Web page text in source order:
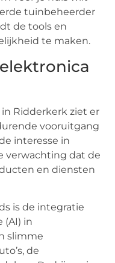
tuinbeheerder
de tools en
te maken.
Ridderkerk ziet er
vooruitgang
interesse in
verwachting dat de
en diensten
is de integratie
in
slimme
de